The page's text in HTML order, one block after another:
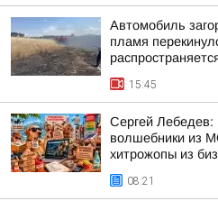
Автомобиль
пламя
15:45
Сергей Лебедев:
волшебники из
хитрожопы из
08:21